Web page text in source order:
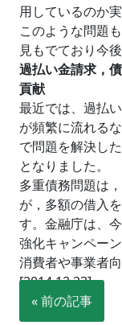
用しているのか
このような問題
見もでており今
過払い金請求，
貢献
最近では、過払
が頻繁に流れる
で問題を解決し
となりました。
多重債務問題は
が，多額の借入
す。金融庁は、
強化キャンペー
消費者や事業者
[2014.12.23]
« 前の記事